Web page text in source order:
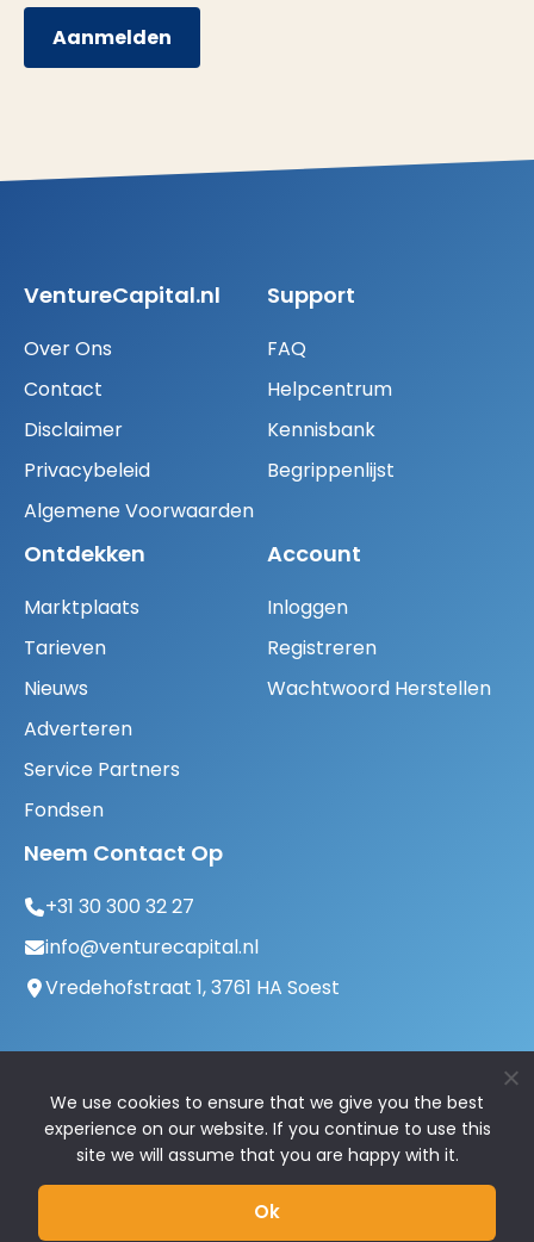
Aanmelden
VentureCapital.nl
Over Ons
Contact
Disclaimer
Privacybeleid
Algemene Voorwaarden
Support
FAQ
Helpcentrum
Kennisbank
Begrippenlijst
Ontdekken
Marktplaats
Tarieven
Nieuws
Adverteren
Service Partners
Fondsen
Account
Inloggen
Registreren
Wachtwoord Herstellen
Neem Contact Op
+31 30 300 32 27
info@venturecapital.nl
Vredehofstraat 1, 3761 HA Soest
© 2026 VentureCapital.nl | Alle rechten
We use cookies to ensure that we give you the best
experience on our website. If you continue to use this
site we will assume that you are happy with it.
Ok